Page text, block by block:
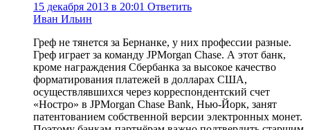
15 декабря 2013 в 20:01 Ответить
Иван Ильин
Греф не тянется за Бернанке, у них профессии разные.
Греф играет за команду JPMorgan Chase. А этот банк,
кроме награждения Сбербанка за высокое качество
форматирования платежей в долларах США,
осуществлявшихся через корреспондентский счет
«Ностро» в JPMorgan Chase Bank, Нью-Йорк, занят
патентованием собственной версии электронных монет.